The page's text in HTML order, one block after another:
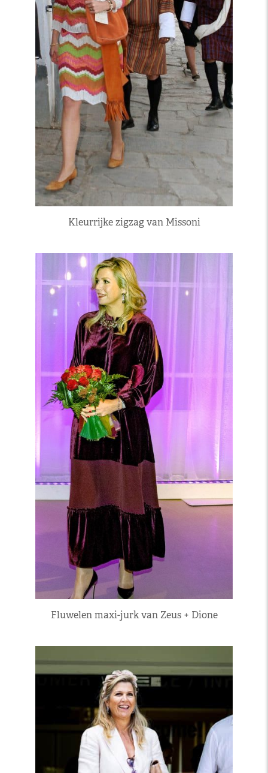
Kleurrijke zigzag van Missoni
Fluwelen maxi-jurk van Zeus + Dione